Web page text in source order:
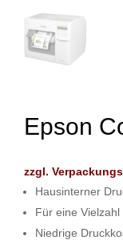
Epson
zzgl.
Hausinterner
Für eine
Niedrige